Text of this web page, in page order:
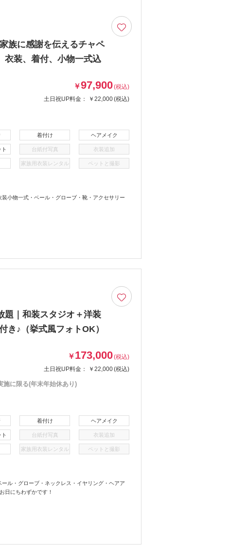
族に感謝を伝えるチャペ
衣装、着付、小物一式込
￥97,900(税込)
土日祝UP料金：
￥22,000(税込)
着付け ヘアメイク
台紙付写真 衣装追加
家族用衣装レンタル ペットと撮影
小物一式・ベール・グローブ・靴・アクセサリー
題｜和装スタジオ＋洋装
き♪（挙式風フォトOK）
￥173,000(税込)
土日祝UP料金：
￥22,000(税込)
施に限る(年末年始休あり)
着付け ヘアメイク
台紙付写真 衣装追加
家族用衣装レンタル ペットと撮影
ル・グローブ・ネックレス・イヤリング・ヘアア
日にちわずかです！